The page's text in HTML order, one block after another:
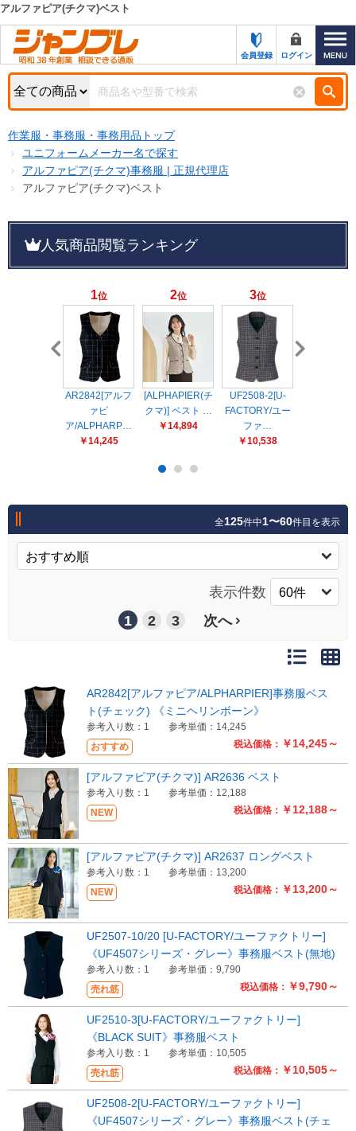
カテゴリー一覧
お知らせ
特集・キャンペーン一覧
初めての方へ
お問い合わせ
FAX注文用紙の印刷
新規登録キャンペーン
名入れ刺繍
メーカーカタログ一覧
試着サンプル無料貸し出し
デジタルカタログ
クイックオーダー
Myページ お気に入り
キーワード検索
検索条件
商品カテゴリから選ぶ
キャンペーン
おすすめ
オリジナル
処分品
販売終了
販売価格(税抜き)で絞る
円から
アルファピア(チクマ)ベスト
会員登録 ログイン
作業服・事務服・事務用品トップ
ユニフォームメーカー名で探す
アルファピア(チクマ)事務服 | 正規代理店
アルファピア(チクマ)ベスト
人気商品閲覧ランキング
1位
AR2842[アルフ
ァピ
ア/ALPHARP…
￥14,245
2位
[ALPHAPIER(チ
クマ)] ベスト …
￥14,894
3位
UF2508-2[U-
FACTORY/ユー
ファ…
￥10,538
全125件中1〜60件目を表示
表示件数
1
2 3 次へ
おすすめ 税込価格： ￥14,245～
AR2842[アルファピア/ALPHARPIER]事務服ベス
ト(チェック) 《ミニヘリンボーン》
参考入り数：1 参考単価：14,245
NEW 税込価格： ￥12,188～
[アルファピア(チクマ)] AR2636 ベスト
参考入り数：1 参考単価：12,188
NEW 税込価格： ￥13,200～
[アルファピア(チクマ)] AR2637 ロングベスト
参考入り数：1 参考単価：13,200
売れ筋 税込価格： ￥9,790～
UF2507-10/20 [U-FACTORY/ユーファクトリー]
《UF4507シリーズ・グレー》事務服ベスト(無地)
参考入り数：1 参考単価：9,790
売れ筋 税込価格： ￥10,505～
UF2510-3[U-FACTORY/ユーファクトリー]
《BLACK SUIT》事務服ベスト
参考入り数：1 参考単価：10,505
UF2508-2[U-FACTORY/ユーファクトリー]
《UF4507シリーズ・グレー》事務服ベスト(チェ